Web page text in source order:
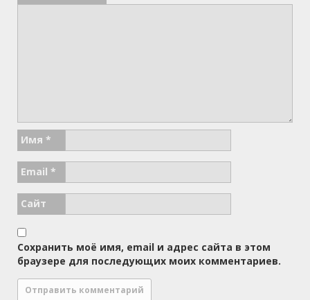
Имя *
Email *
Сайт
Сохранить моё имя, email и адрес сайта в этом
браузере для последующих моих комментариев.